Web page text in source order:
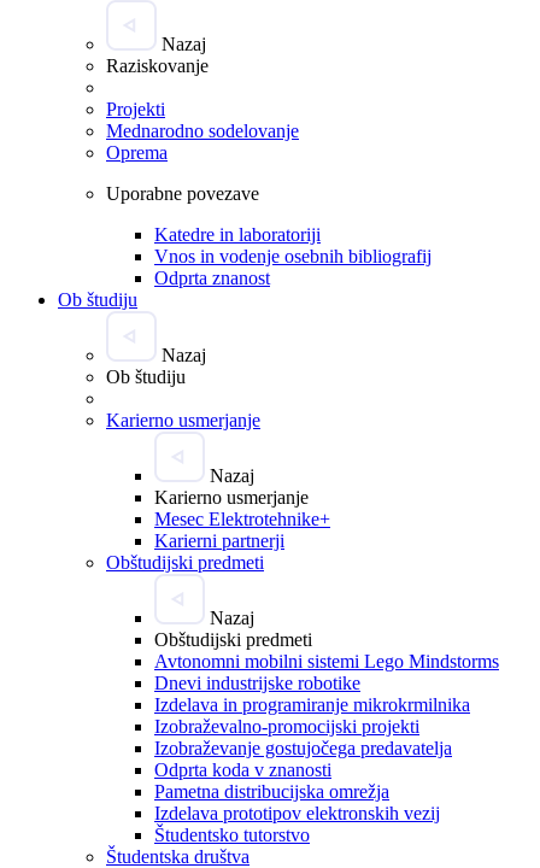
Nazaj
Raziskovanje
Projekti
Mednarodno sodelovanje
Oprema
Uporabne povezave
Katedre in laboratoriji
Vnos in vodenje osebnih bibliografij
Odprta znanost
Ob študiju
Nazaj
Ob študiju
Karierno usmerjanje
Nazaj
Karierno usmerjanje
Mesec Elektrotehnike+
Karierni partnerji
Obštudijski predmeti
Nazaj
Obštudijski predmeti
Avtonomni mobilni sistemi Lego Mindstorms
Dnevi industrijske robotike
Izdelava in programiranje mikrokrmilnika
Izobraževalno-promocijski projekti
Izobraževanje gostujočega predavatelja
Odprta koda v znanosti
Pametna distribucijska omrežja
Izdelava prototipov elektronskih vezij
Študentsko tutorstvo
Študentska društva